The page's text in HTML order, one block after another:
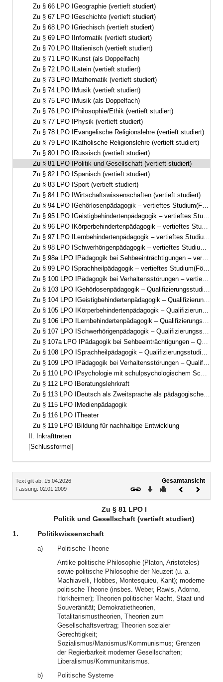
Zu § 66 LPO IGeographie (vertieft studiert)
Zu § 67 LPO IGeschichte (vertieft studiert)
Zu § 68 LPO IGriechisch (vertieft studiert)
Zu § 69 LPO IInformatik (vertieft studiert)
Zu § 70 LPO IItalienisch (vertieft studiert)
Zu § 71 LPO IKunst (als Doppelfach)
Zu § 72 LPO ILatein (vertieft studiert)
Zu § 73 LPO IMathematik (vertieft studiert)
Zu § 74 LPO IMusik (vertieft studiert)
Zu § 75 LPO IMusik (als Doppelfach)
Zu § 76 LPO IPhilosophie/Ethik (vertieft studiert)
Zu § 77 LPO IPhysik (vertieft studiert)
Zu § 78 LPO IEvangelische Religionslehre (vertieft studiert)
Zu § 79 LPO IKatholische Religionslehre (vertieft studiert)
Zu § 80 LPO IRussisch (vertieft studiert)
Zu § 81 LPO IPolitik und Gesellschaft (vertieft studiert)
Zu § 82 LPO ISpanisch (vertieft studiert)
Zu § 83 LPO ISport (vertieft studiert)
Zu § 84 LPO IWirtschaftswissenschaften (vertieft studiert)
Zu § 94 LPO IGehörlosenpädagogik – vertieftes Studium(Förderschwerpunkt Hören, visuell-auditive Ausrichtung)
Zu § 95 LPO IGeistigbehindertenpädagogik – vertieftes Studium(Förderschwerpunkt geistige Entwicklung)
Zu § 96 LPO IKörperbehindertenpädagogik – vertieftes Studium(Förderschwerpunkt körperliche und motorische Entwicklung)
Zu § 97 LPO ILernbehindertenpädagogik – vertieftes Studium(Förderschwerpunkt Lernen – Pädagogik bei Lernschwierigkeiten/Lernbeeinträchtigungen)
Zu § 98 LPO ISchwerhörigenpädagogik – vertieftes Studium(Förderschwerpunkt Hören, auditiv-visuelle Ausrichtung)
Zu § 98a LPO IPädagogik bei Sehbeeinträchtigungen – vertieftes Studium(Förderschwerpunkt Sehen)
Zu § 99 LPO ISprachheilpädagogik – vertieftes Studium(Förderschwerpunkt Sprache)
Zu § 100 LPO IPädagogik bei Verhaltensstörungen – vertieftes Studium(Förderschwerpunkt emotionale und soziale Entwicklung)
Zu § 103 LPO IGehörlosenpädagogik – Qualifizierungsstudium(Förderschwerpunkt Hören, visuell-auditive Ausrichtung)
Zu § 104 LPO IGeistigbehindertenpädagogik – Qualifizierungsstudium(Förderschwerpunkt geistige Entwicklung)
Zu § 105 LPO IKörperbehindertenpädagogik – Qualifizierungsstudium(Förderschwerpunkt körperliche und motorische Entwicklung)
Zu § 106 LPO ILernbehindertenpädagogik – Qualifizierungsstudium(Förderschwerpunkt Lernen – Pädagogik bei Lernschwierigkeiten/Lernbeeinträchtigungen)
Zu § 107 LPO ISchwerhörigenpädagogik – Qualifizierungsstudium(Förderschwerpunkt Hören, auditiv-visuelle Ausrichtung)
Zu § 107a LPO IPädagogik bei Sehbeeinträchtigungen – Qualifizierungsstudium(Förderschwerpunkt Sehen)
Zu § 108 LPO ISprachheilpädagogik – Qualifizierungsstudium(Förderschwerpunkt Sprache)
Zu § 109 LPO IPädagogik bei Verhaltensstörungen – Qualifizierungsstudium(Förderschwerpunkt emotionale und soziale Entwicklung)
Zu § 110 LPO IPsychologie mit schulpsychologischem Schwerpunkt
Zu § 112 LPO IBeratungslehrkraft
Zu § 113 LPO IDeutsch als Zweitsprache als pädagogische Qualifikation
Zu § 115 LPO IMedienpädagogik
Zu § 116 LPO ITheater
Zu § 119 LPO IBildung für nachhaltige Entwicklung
II. Inkrafttreten
[Schlussformel]
Inhalt
Text gilt ab: 15.04.2026
Fassung: 02.01.2009
Gesamtansicht
Download
DruckenVorheriges
Zu § 81 LPO I
Politik und Gesellschaft (vertieft studiert)
1.
Politikwissenschaft
a)
Politische Theorie
Antike politische Philosophie (Platon, Aristoteles)
sowie politische Philosophie der Neuzeit (u. a.
Machiavelli, Hobbes, Montesquieu, Kant); moderne
politische Theorie (insbes. Weber, Rawls, Adorno,
Horkheimer); Theorien politischer Macht, Staat und
Souveränität; Demokratietheorien,
Totalitarismustheorien, Theorien zum
Gesellschaftsvertrag; Theorien sozialer
Gerechtigkeit;
Sozialismus/Marxismus/Kommunismus; Grenzen
der Regierbarkeit moderner Gesellschaften;
Liberalismus/Kommunitarismus.
b)
Politische Systeme